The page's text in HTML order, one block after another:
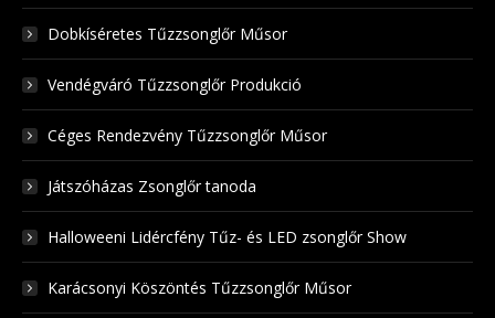
Dobkíséretes Tűzzsonglőr Műsor
Vendégváró Tűzzsonglőr Produkció
Céges Rendezvény Tűzzsonglőr Műsor
Játszóházas Zsonglőr tanoda
Halloweeni Lidércfény Tűz- és LED zsonglőr Show
Karácsonyi Köszöntés Tűzzsonglőr Műsor